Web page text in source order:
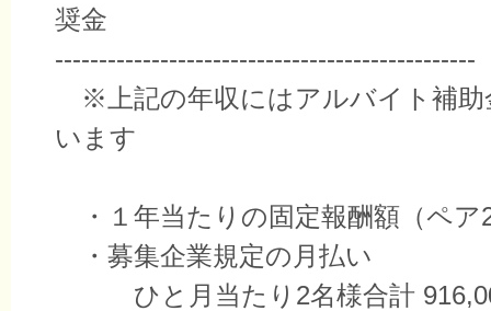
奨金
------------------------------------------------
※上記の年収にはアルバイト補助
います
・１年当たりの固定報酬額（ペア
・募集企業規定の月払い
ひと月当たり2名様合計